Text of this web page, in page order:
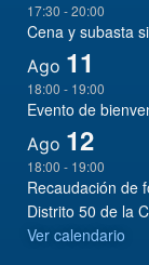
17:30 -20:00
Cena y subasta
Ago 11
18:00 - 19:00
Evento de
Ago 12
18:00 - 19:00
Recaudación de
Distrito 50 de la
Ver calendario